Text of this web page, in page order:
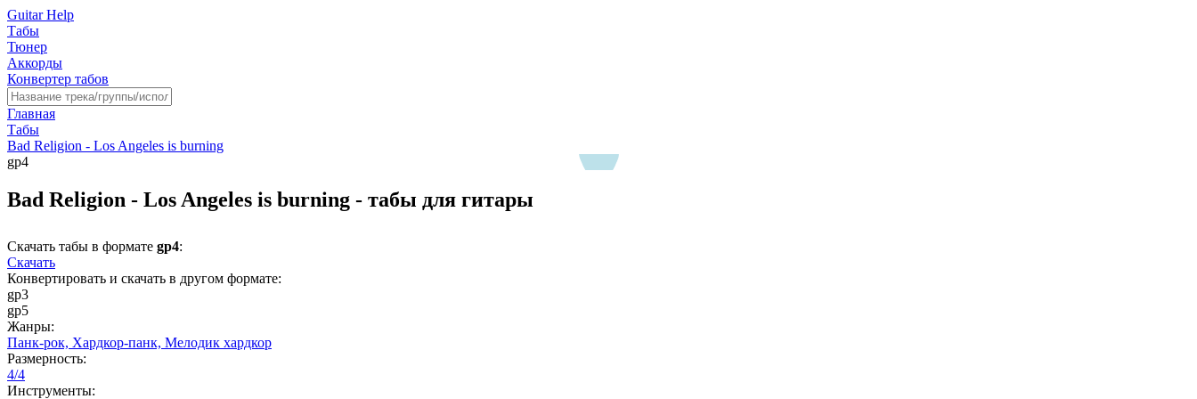
Guitar Help
Табы
Тюнер
Аккорды
Конвертер табов
Главная
Табы
Bad Religion - Los Angeles is burning
gp4
Bad Religion - Los Angeles is burning - табы для гитары
Скачать табы в формате gp4:
Скачать
Конвертировать и скачать в другом формате:
gp3
gp5
Жанры:
Панк-рок, Хардкор-панк, Мелодик хардкор
Размерность:
4/4
Инструменты: